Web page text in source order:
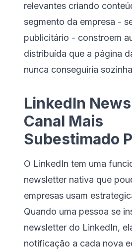
relevantes criando
segmento da empresa -
publicitário - constroem
distribuída que a página
nunca conseguiria
LinkedIn
Canal Mais
Subestimado
O LinkedIn tem uma
newsletter nativa que
empresas usam
Quando uma pessoa se
newsletter do LinkedIn,
notificação a cada nova